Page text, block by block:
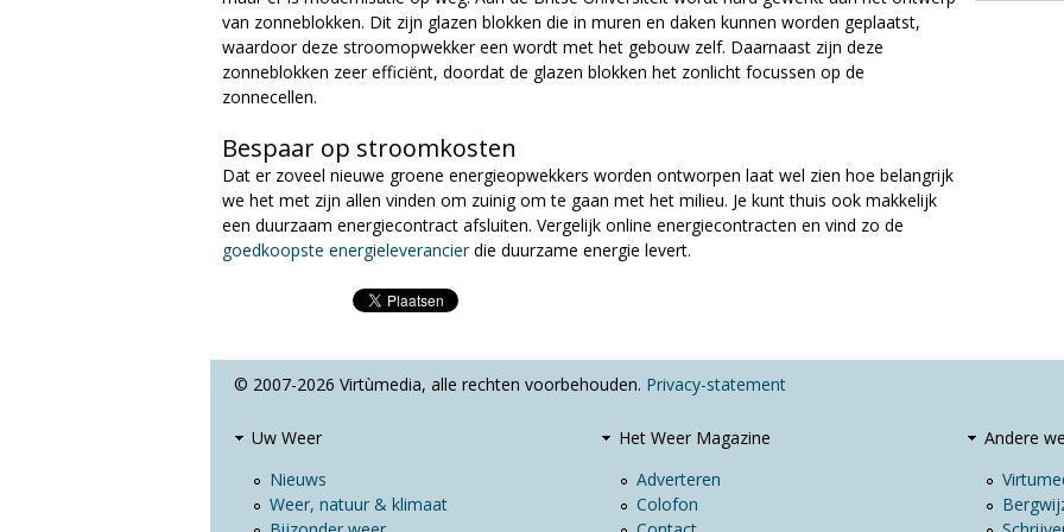
van zonneblokken. Dit zijn glazen blokken die in muren en daken kunnen worden geplaatst,
waardoor deze stroomopwekker een wordt met het gebouw zelf. Daarnaast zijn deze
zonneblokken zeer efficiënt, doordat de glazen blokken het zonlicht focussen op de
zonnecellen.
Bespaar op stroomkosten
Dat er zoveel nieuwe groene energieopwekkers worden ontworpen laat wel zien hoe belangrijk
we het met zijn allen vinden om zuinig om te gaan met het milieu. Je kunt thuis ook makkelijk
een duurzaam energiecontract afsluiten. Vergelijk online energiecontracten en vind zo de
goedkoopste energieleverancierdie duurzame energie levert.
© 2007-2026 Virtùmedia, alle rechten voorbehouden. Privacy-statement
Uw Weer
Nieuws
Weer, natuur & klimaat
Het Weer Magazine
Adverteren
Colofon
Andere